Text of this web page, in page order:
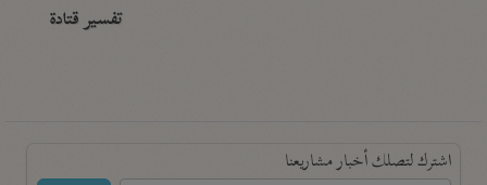
تفسير قتادة
اشترك لتصلك أخبار مشاريعنا